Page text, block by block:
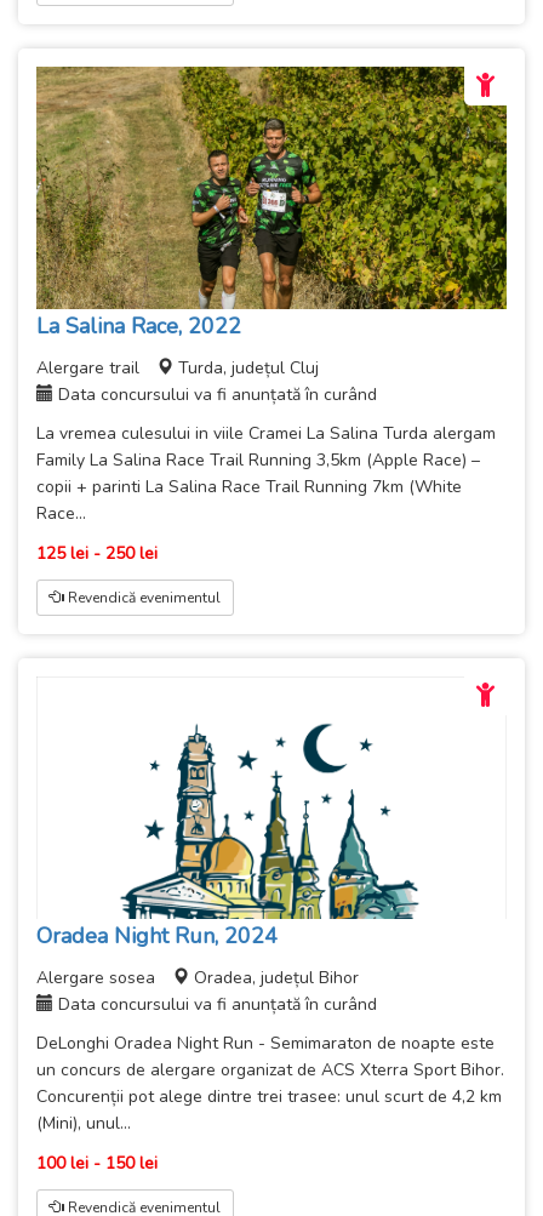
La Salina Race, 2022
Alergare trail
Turda, județul Cluj
Data concursului va fi anunțată în curând
La vremea culesului in viile Cramei La Salina Turda alergam
Family La Salina Race Trail Running 3,5km (Apple Race) –
copii + parinti La Salina Race Trail Running 7km (White
Race...
125 lei - 250 lei
Revendică evenimentul
Oradea Night Run, 2024
Alergare sosea
Oradea, județul Bihor
Data concursului va fi anunțată în curând
DeLonghi Oradea Night Run - Semimaraton de noapte este
un concurs de alergare organizat de ACS Xterra Sport Bihor.
Concurenții pot alege dintre trei trasee: unul scurt de 4,2 km
(Mini), unul...
100 lei - 150 lei
Revendică evenimentul